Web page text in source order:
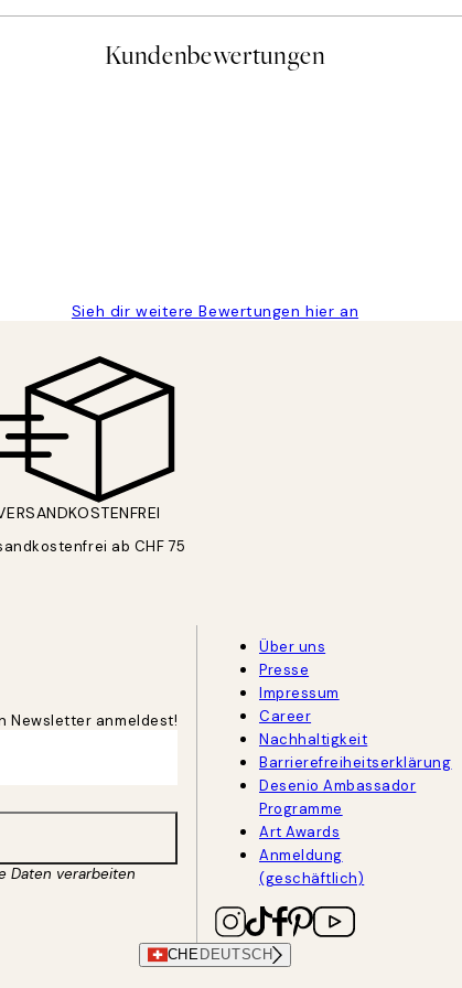
Kundenbewertungen
Sieh dir weitere Bewertungen hier an
ab CHF 75
Newsletter anmeldest!
Daten verarbeiten
Über uns
Presse
Impressum
Career
Nachhaltigkeit
Barrierefreiheitserklärung
Desenio Ambassador
Programme
Art Awards
Anmeldung
(geschäftlich)
CHE DEUTSCH